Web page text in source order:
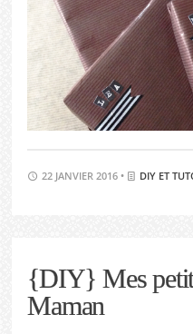
22 JANVIER 2016 • DIY ET
{DIY} Mes
Maman